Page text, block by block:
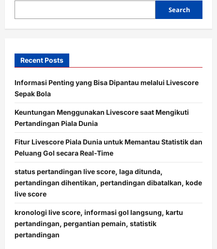
Search
Recent Posts
Informasi Penting yang Bisa Dipantau melalui Livescore
Sepak Bola
Keuntungan Menggunakan Livescore saat Mengikuti
Pertandingan Piala Dunia
Fitur Livescore Piala Dunia untuk Memantau Statistik dan
Peluang Gol secara Real-Time
status pertandingan live score, laga ditunda,
pertandingan dihentikan, pertandingan dibatalkan, kode
live score
kronologi live score, informasi gol langsung, kartu
pertandingan, pergantian pemain, statistik
pertandingan